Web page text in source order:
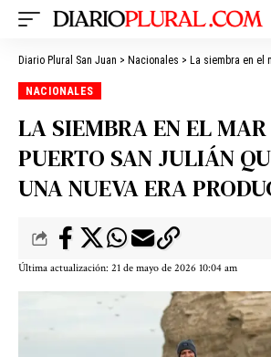
Diario Plural San Juan > Nacionales > La siembra en el mar en Puerto
NACIONALES
LA SIEMBRA EN EL MAR
PUERTO SAN JULIÁN
UNA NUEVA ERA
Última actualización: 21 de mayo de 2026 10:04 am